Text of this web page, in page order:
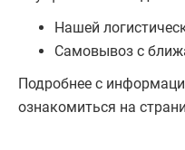
Нашей
Самовывоз с
Подробнее с
ознакомиться на